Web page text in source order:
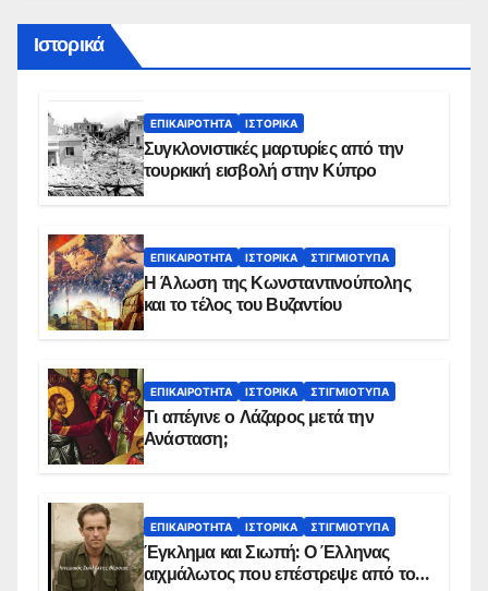
Ιστορικά
ΕΠΙΚΑΙΡΌΤΗΤΑ ΙΣΤΟΡΙΚΆ
Συγκλονιστικές μαρτυρίες από την
τουρκική εισβολή στην Κύπρο
ΕΠΙΚΑΙΡΌΤΗΤΑ ΙΣΤΟΡΙΚΆ ΣΤΙΓΜΙΌΤΥΠΑ
Η Άλωση της Κωνσταντινούπολης
και το τέλος του Βυζαντίου
ΕΠΙΚΑΙΡΌΤΗΤΑ ΙΣΤΟΡΙΚΆ ΣΤΙΓΜΙΌΤΥΠΑ
Τι απέγινε ο Λάζαρος μετά την
Ανάσταση;
ΕΠΙΚΑΙΡΌΤΗΤΑ ΙΣΤΟΡΙΚΆ ΣΤΙΓΜΙΌΤΥΠΑ
Έγκλημα και Σιωπή: Ο Έλληνας
αιχμάλωτος που επέστρεψε από το